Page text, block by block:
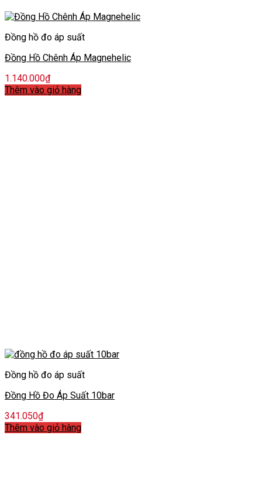
Đồng hồ đo áp suất
Đồng Hồ Chênh Áp Magnehelic
1.140.000₫
Thêm vào giỏ hàng
Đồng hồ đo áp suất
Đồng Hồ Đo Áp Suất 10bar
341.050₫
Thêm vào giỏ hàng